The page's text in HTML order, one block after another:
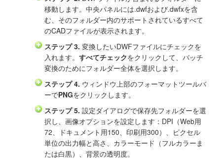
移動します。中央パネルには.dwfおよび.dwfxを含
む、そのフォルダー内のサポートされているすべて
のCADファイルが表示されます。
ステップ 3. 変換したいDWFファイルにチェックを
入れます。 すべてチェックをクリックして、バッチ
変換のためにフォルダー全体を選択します。
ステップ 4. ウィンドウ上部のフォーマットツールバ
ーでPNGをクリックします。
ステップ 5. 設定ダイアログで保存先フォルダーを選
択し、画像オプションを設定します：DPI（Web用
72、ドキュメント用150、印刷用300）、ピクセル
単位の出力幅と高さ、カラーモード（フルカラーま
たは白黒）、背景の透明度。